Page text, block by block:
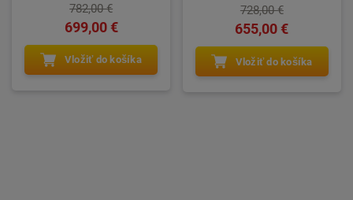
782,00 €
699,00 €
Vložiť do košíka
728,00 €
655,00 €
Vložiť do košíka